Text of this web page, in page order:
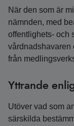
När den som är
nämnden, med
offentlighets- och
vårdnadshavaren
från
Yttrande
Utöver vad som
särskilda